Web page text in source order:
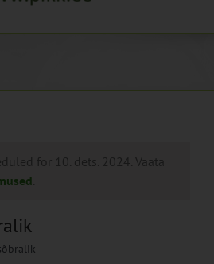
for 10. dets. 2024. Vaata